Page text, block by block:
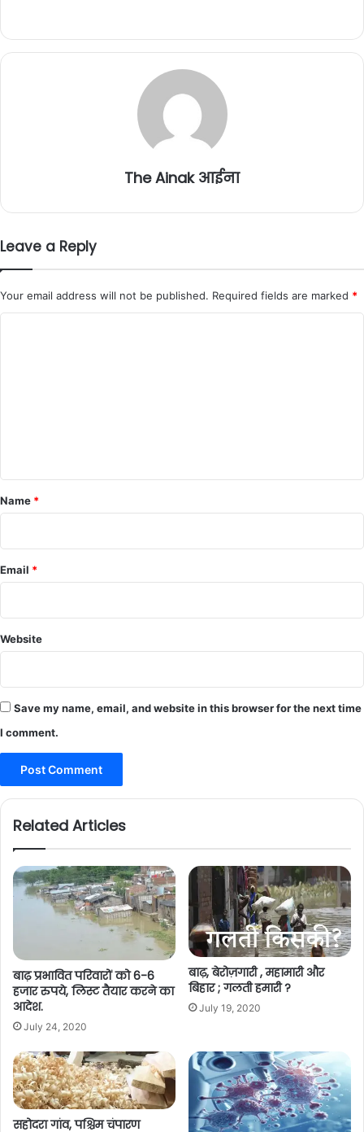
The Ainak आईना
Leave a Reply
Your email address will not be published. Required fields are marked *
*
Name *
Email *
Website
Save my name, email, and website in this browser for the next time
I comment.
Related Articles
बाढ़ प्रभावित परिवारों को 6-6
हजार रुपये, लिस्ट तैयार करने का
आदेश.
July 24, 2020
बाढ़, बेरोज़गारी , महामारी और
बिहार ; गलती हमारी ?
July 19, 2020
सहोदरा गांव, पश्चिम चंपारण